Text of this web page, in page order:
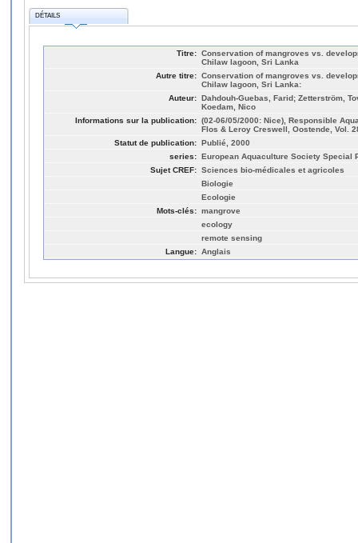
DÉTAILS
Titre: Conservation of mangroves vs.
Chilaw lagoon, Sri Lanka
Autre titre: Conservation of mangroves vs.
Chilaw lagoon, Sri Lanka:
Auteur: Dahdouh-Guebas, Farid; Zetterström,
Koedam, Nico
Informations sur la publication: (02-06/05/2000: Nice), Responsible
Flos & Leroy Creswell, Oostende, Vol.
Statut de publication: Publié, 2000
series: European Aquaculture Society Special
Sujet CREF: Sciences bio-médicales et agricoles
Biologie
Ecologie
Mots-clés: mangrove
ecology
remote sensing
Langue: Anglais